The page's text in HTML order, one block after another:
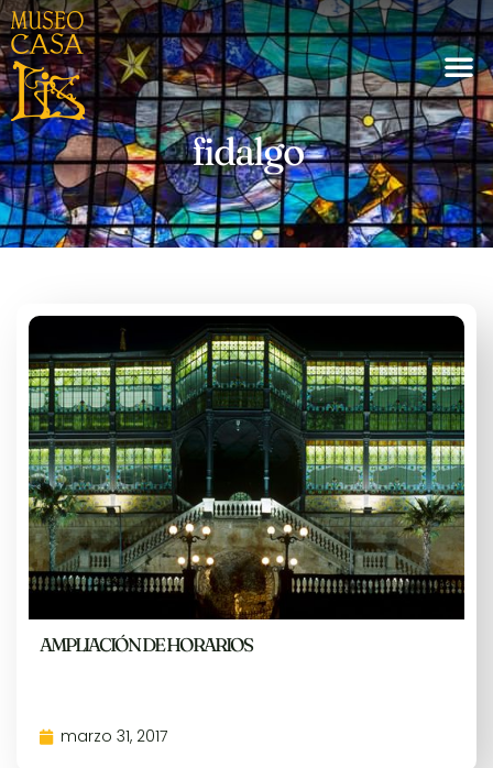
fidalgo
AMPLIACIÓN DE HORARIOS
marzo 31, 2017